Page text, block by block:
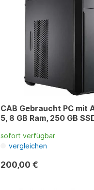
CAB Gebraucht PC mit
5, 8 GB Ram, 250 GB
sofort verfügbar
vergleichen
200,00 €